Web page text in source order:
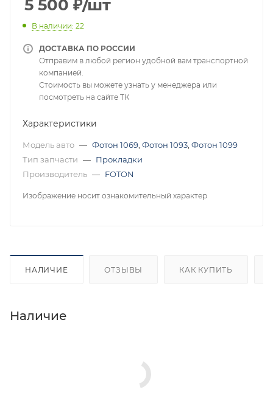
5 500 ₽/шт
В наличии: 22
ДОСТАВКА ПО РОССИИ
Отправим в любой регион удобной вам транспортной
компанией.
Стоимость вы можете узнать у менеджера или
посмотреть на сайте ТК
Характеристики
Модель авто — Фотон 1069 Фотон 1093 Фотон 1099
Тип запчасти — Прокладки
Производитель — FOTON
Изображение носит ознакомительный характер
НАЛИЧИЕ ОТЗЫВЫ КАК КУПИТЬ
Наличие